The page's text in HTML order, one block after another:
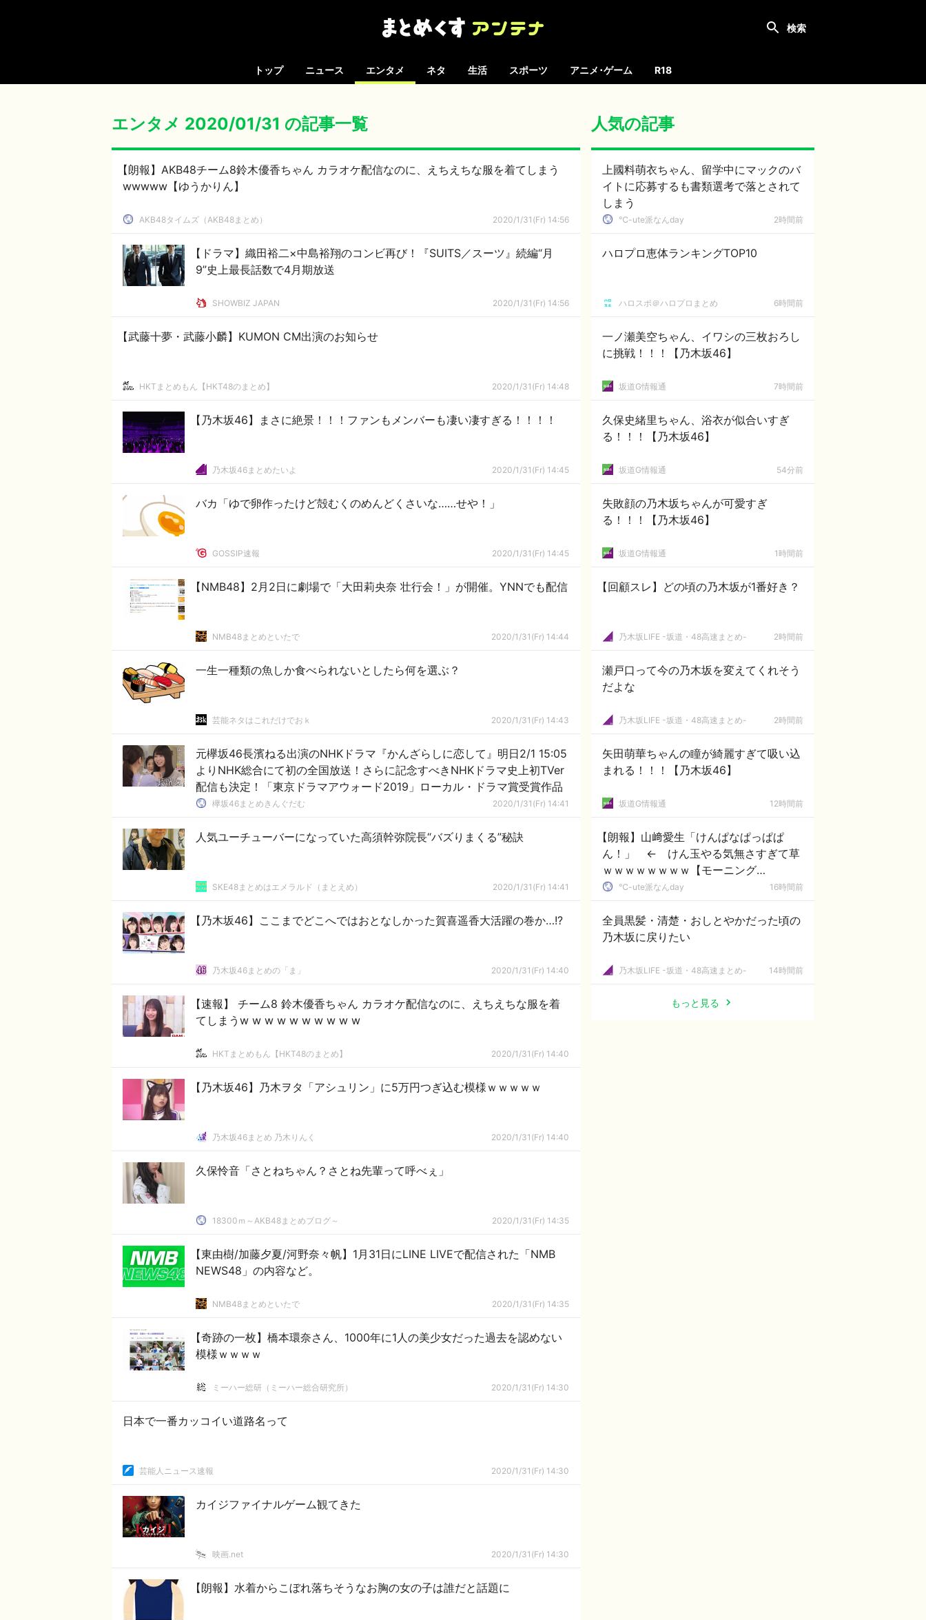
トップ ニュース エンタメ ネタ 生活 スポーツ アニメ･ゲーム R18
エンタメ 2020/01/31 の記事一覧
【朗報】AKB48チーム8鈴木優香ちゃん カラオケ配信なのに、えちえちな服を着てしまう
wwwww【ゆうかりん】
AKB48タイムズ（AKB48まとめ） 2020/1/31(Fr) 14:56
【ドラマ】織田裕二×中島裕翔のコンビ再び！『SUITS／スーツ』続編“月
9”史上最長話数で4月期放送
SHOWBIZ JAPAN 2020/1/31(Fr) 14:56
【武藤十夢・武藤小麟】KUMON CM出演のお知らせ
HKTまとめもん【HKT48のまとめ】 2020/1/31(Fr) 14:48
【乃木坂46】まさに絶景！！！ファンもメンバーも凄い凄すぎる！！！！
乃木坂46まとめたいよ 2020/1/31(Fr) 14:45
バカ「ゆで卵作ったけど殻むくのめんどくさいな……せや！」
GOSSIP速報 2020/1/31(Fr) 14:45
【NMB48】2月2日に劇場で「大田莉央奈 壮行会！」が開催。YNNでも配信
NMB48まとめといたで 2020/1/31(Fr) 14:44
一生一種類の魚しか食べられないとしたら何を選ぶ？
芸能ネタはこれだけでおｋ 2020/1/31(Fr) 14:43
元欅坂46長濱ねる出演のNHKドラマ『かんざらしに恋して』明日2/1 15:05
よりNHK総合にて初の全国放送！さらに記念すべきNHKドラマ史上初TVer
配信も決定！「東京ドラマアウォード2019」ローカル・ドラマ賞受賞作品
欅坂46まとめきんぐだむ 2020/1/31(Fr) 14:41
人気ユーチューバーになっていた高須幹弥院長“バズりまくる”秘訣
SKE48まとめはエメラルド（まとえめ） 2020/1/31(Fr) 14:41
【乃木坂46】ここまでどこへではおとなしかった賀喜遥香大活躍の巻か…!?
乃木坂46まとめの「ま」 2020/1/31(Fr) 14:40
【速報】 チーム8 鈴木優香ちゃん カラオケ配信なのに、えちえちな服を着
てしまうw w w w w w w w w w
HKTまとめもん【HKT48のまとめ】 2020/1/31(Fr) 14:40
【乃木坂46】乃木ヲタ「アシュリン」に5万円つぎ込む模様ｗｗｗｗｗ
乃木坂46まとめ 乃木りんく 2020/1/31(Fr) 14:40
久保怜音「さとねちゃん？さとね先輩って呼べぇ」
18300ｍ～AKB48まとめブログ～ 2020/1/31(Fr) 14:35
【東由樹/加藤夕夏/河野奈々帆】1月31日にLINE LIVEで配信された「NMB
NEWS48」の内容など。
NMB48まとめといたで 2020/1/31(Fr) 14:35
【奇跡の一枚】橋本環奈さん、1000年に1人の美少女だった過去を認めない
模様ｗｗｗｗ
ミーハー総研（ミーハー総合研究所） 2020/1/31(Fr) 14:30
日本で一番カッコイい道路名って
芸能人ニュース速報 2020/1/31(Fr) 14:30
カイジファイナルゲーム観てきた
映画.net 2020/1/31(Fr) 14:30
【朗報】水着からこぼれ落ちそうなお胸の女の子は誰だと話題に
人気の記事
上國料萌衣ちゃん、留学中にマックのバ
イトに応募するも書類選考で落とされて
しまう
℃-ute派なんday 2時間前
ハロプロ恵体ランキングTOP10
ハロスポ＠ハロプロまとめ 6時間前
一ノ瀬美空ちゃん、イワシの三枚おろし
に挑戦！！！【乃木坂46】
坂道G情報通 7時間前
久保史緒里ちゃん、浴衣が似合いすぎ
る！！！【乃木坂46】
坂道G情報通 54分前
失敗顔の乃木坂ちゃんが可愛すぎ
る！！！【乃木坂46】
坂道G情報通 1時間前
【回顧スレ】どの頃の乃木坂が1番好き？
乃木坂LIFE -坂道・48高速まとめ- 2時間前
瀬戸口って今の乃木坂を変えてくれそう
だよな
乃木坂LIFE -坂道・48高速まとめ- 2時間前
矢田萌華ちゃんの瞳が綺麗すぎて吸い込
まれる！！！【乃木坂46】
坂道G情報通 12時間前
【朗報】山﨑愛生「けんぱなぱっぱぱ
ん！」 ← けん玉やる気無さすぎて草
ｗｗｗｗｗｗｗｗ【モーニング
娘。'26】
℃-ute派なんday 16時間前
全員黒髪・清楚・おしとやかだった頃の
乃木坂に戻りたい
乃木坂LIFE -坂道・48高速まとめ- 14時間前
もっと見る